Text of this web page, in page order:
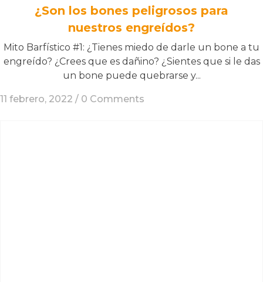
¿Son los bones peligrosos para
nuestros engreídos?
Mito Barfístico #1: ¿Tienes miedo de darle un bone a tu
engreído? ¿Crees que es dañino? ¿Sientes que si le das
un bone puede quebrarse y...
11 febrero, 2022 / 0 Comments